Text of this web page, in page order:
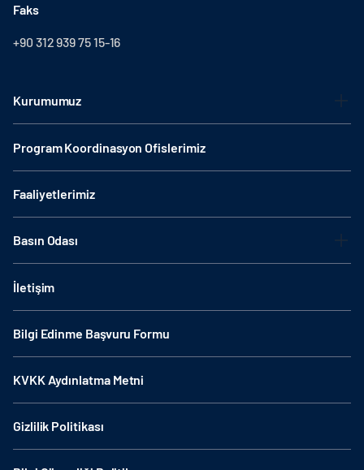
Faks
+90 312 939 75 15-16
Kurumumuz
Program Koordinasyon Ofislerimiz
Faaliyetlerimiz
Basın Odası
İletişim
Bilgi Edinme Başvuru Formu
KVKK Aydınlatma Metni
Gizlilik Politikası